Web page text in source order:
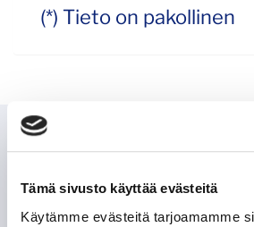
Tämä sivusto käyttää evästeitä
Käytämme evästeitä tarjoamamme
(*) Tieto on pakollinen